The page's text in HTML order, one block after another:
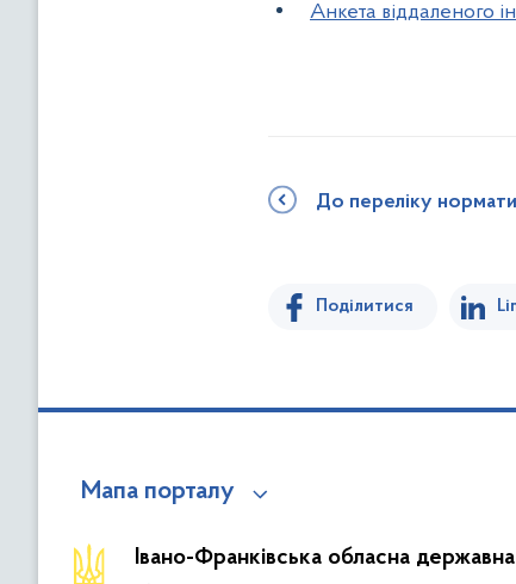
Анкета віддаленого
До переліку
Поділитися
Мапа порталу
Івано-Франківська обласна державна